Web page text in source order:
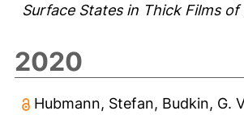
Surface States in Thick Films of
2020
Hubmann, Stefan, Budkin, G.